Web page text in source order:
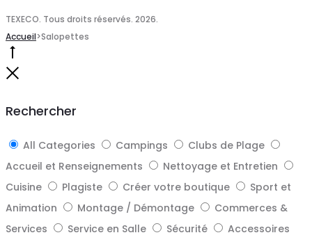
TEXECO. Tous droits réservés. 2026.
Accueil>Salopettes
Rechercher
All Categories Campings
Clubs de Plage
Accueil et Renseignements
Nettoyage et Entretien
Cuisine
Plagiste Créer votre boutique
Sport et
Animation
Montage / Démontage
Commerces &
Services
Service en Salle Sécurité
Accessoires